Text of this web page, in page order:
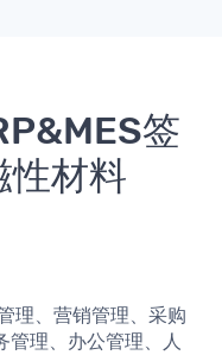
签
性材料
管理、办公管理、人